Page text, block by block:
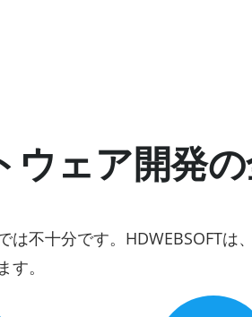
ウェア開発
不十分です。HDWEBSOFT
。